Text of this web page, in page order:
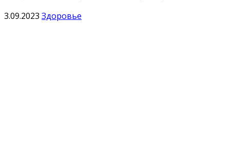
3.09.2023 Здоровье